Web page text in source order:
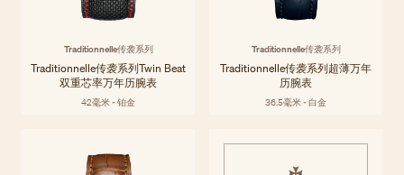
Traditionnelle传袭系列
Traditionnelle传袭系列Twin Beat
双重芯率万年历腕表
42毫米 - 铂金
Traditionnelle传袭系列
Traditionnelle传袭系列超薄万年
历腕表
36.5毫米 - 白金